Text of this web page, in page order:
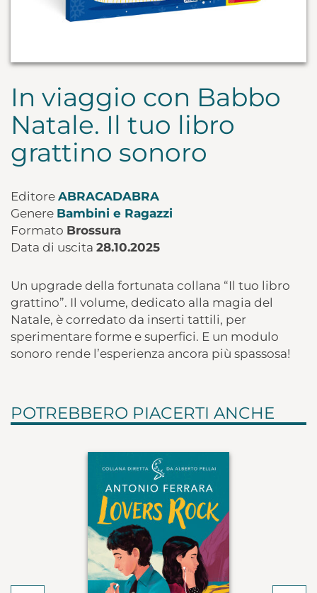
In viaggio con Babbo
Natale. Il tuo libro
grattino sonoro
Editore ABRACADABRA
Genere Bambini e Ragazzi
Formato Brossura
Data di uscita 28.10.2025
Un upgrade della fortunata collana “Il tuo libro
grattino”. Il volume, dedicato alla magia del
Natale, è corredato da inserti tattili, per
sperimentare forme e superfici. E un modulo
sonoro rende l’esperienza ancora più spassosa!
POTREBBERO PIACERTI ANCHE